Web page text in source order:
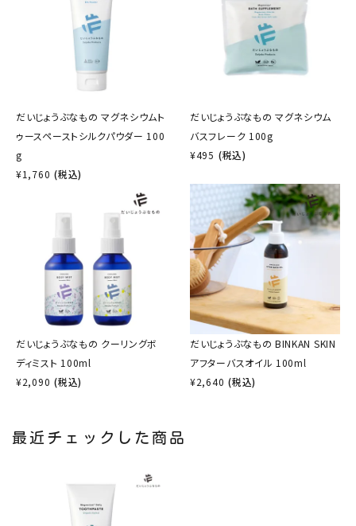
だいじょうぶなもの マグネシウムト
ゥースペーストシルクパウダー 100
g
¥1,760 (税込)
だいじょうぶなもの マグネシウム
バスフレーク 100g
¥495 (税込)
だいじょうぶなもの クーリングボ
ディミスト 100ml
¥2,090 (税込)
だいじょうぶなもの BINKAN SKIN
アフターバスオイル 100ml
¥2,640 (税込)
最近チェックした商品